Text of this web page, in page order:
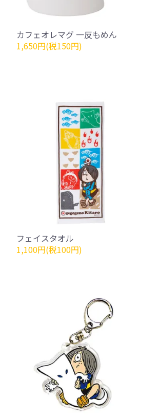
カフェオレマグ 一反もめん
1,650円(税150円)
フェイスタオル
1,100円(税100円)